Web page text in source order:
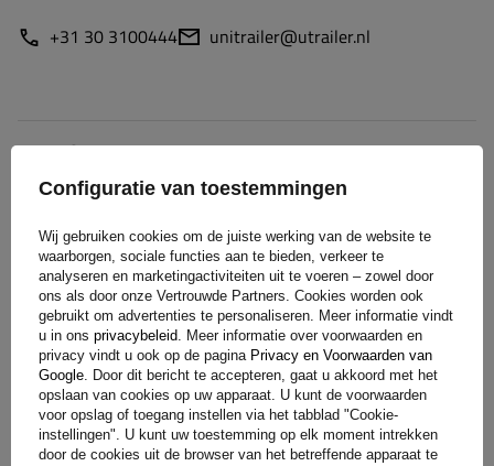
+31 30 3100444 unitrailer@utrailer.nl
Specificaties
Stel uw vraag
Beoordelingen(0)
Laat uw mening achter
Configuratie van toestemmingen
Wij gebruiken cookies om de juiste werking van de website te
waarborgen, sociale functies aan te bieden, verkeer te
analyseren en marketingactiviteiten uit te voeren – zowel door
ons als door onze Vertrouwde Partners. Cookies worden ook
gebruikt om advertenties te personaliseren. Meer informatie vindt
u in ons privacybeleid. Meer informatie over voorwaarden en
privacy vindt u ook op de pagina Privacy en Voorwaarden van
Google. Door dit bericht te accepteren, gaat u akkoord met het
opslaan van cookies op uw apparaat. U kunt de voorwaarden
voor opslag of toegang instellen via het tabblad "Cookie-
instellingen". U kunt uw toestemming op elk moment intrekken
door de cookies uit de browser van het betreffende apparaat te